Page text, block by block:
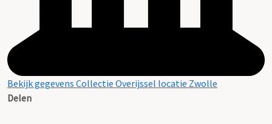
Bekijk gegevens Collectie Overijssel locatie Zwolle
Delen